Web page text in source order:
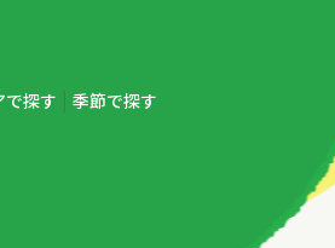
で探す | 季節で探す